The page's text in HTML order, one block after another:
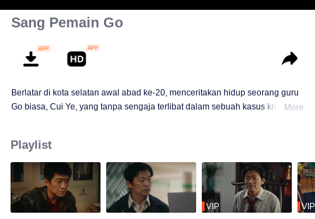
Sang Pemain Go
Berlatar di kota selatan awal abad ke-20, menceritakan hidup seorang guru
Go biasa, Cui Ye, yang tanpa sengaja terlibat dalam sebuah kasus kriminal.
yang sama?
More
Playlist
VIP VIP